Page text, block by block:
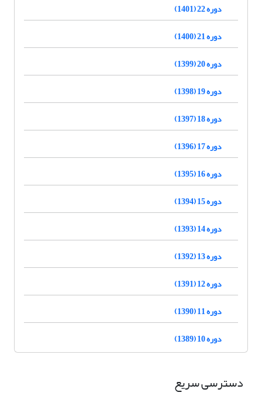
دوره 22 (1401)
دوره 21 (1400)
دوره 20 (1399)
دوره 19 (1398)
دوره 18 (1397)
دوره 17 (1396)
دوره 16 (1395)
دوره 15 (1394)
دوره 14 (1393)
دوره 13 (1392)
دوره 12 (1391)
دوره 11 (1390)
دوره 10 (1389)
دسترسی سریع